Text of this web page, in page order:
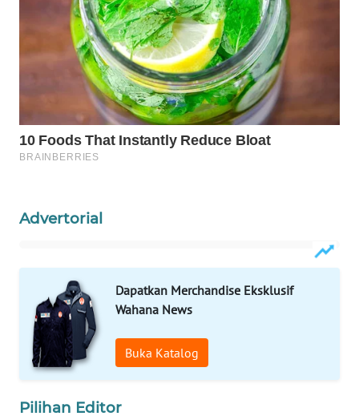
Advertorial
Dapatkan Merchandise Eksklusif
Wahana News
Buka Katalog
Pilihan Editor
Wahana
Network
KONSUMEN
LISTRIK
MASYARAKAT
KELISTRIKAN
ID
ID
MARTABAT
NET
PLN